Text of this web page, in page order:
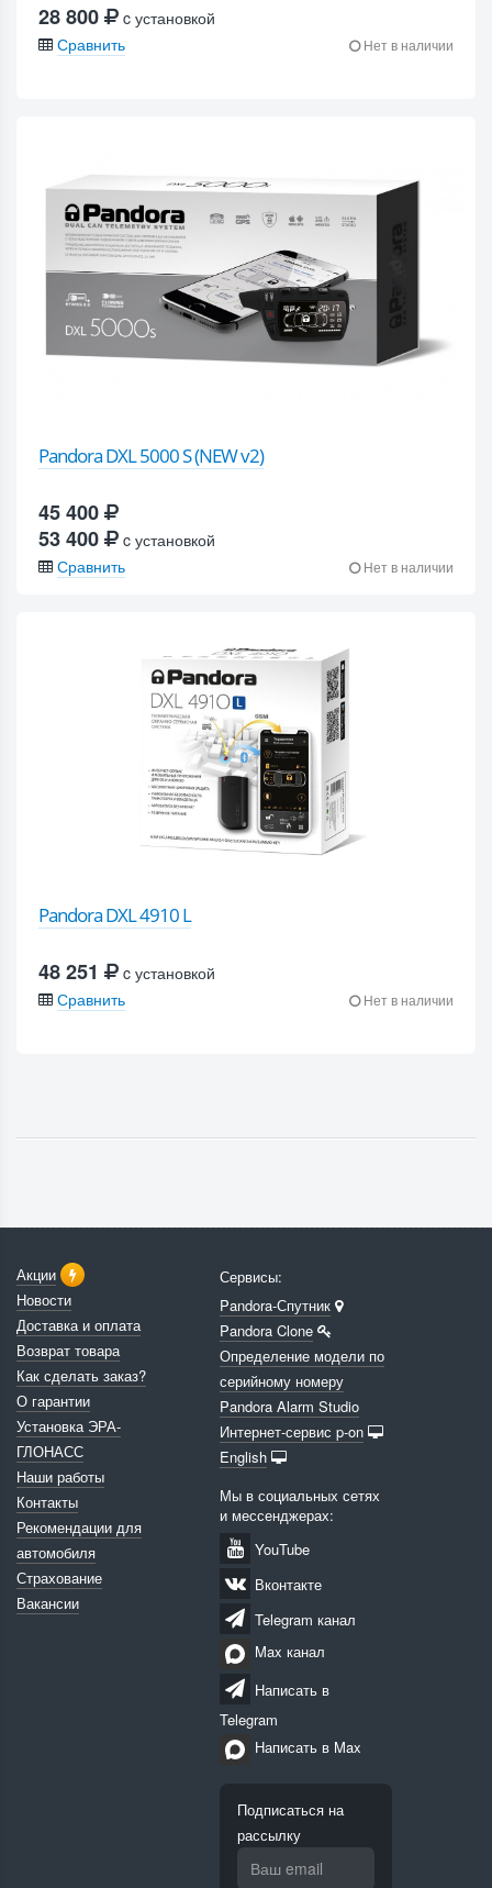
28 800
c установкой
Сравнить
Нет в наличии
Pandora DXL 5000 S (NEW v2)
45 400
53 400
c установкой
Сравнить
Нет в наличии
Pandora DXL 4910 L
48 251
c установкой
Сравнить
Нет в наличии
Акции
Новости
Доставка и оплата
Возврат товара
Как сделать заказ?
О гарантии
Установка ЭРА-
ГЛОНАСС
Наши работы
Контакты
Рекомендации для
автомобиля
Страхование
Вакансии
Сервисы:
Pandora-Спутник
Pandora Clone
Определение модели по
серийному номеру
Pandora Alarm Studio
Интернет-сервис p-on
English
Мы в социальных сетях
и мессенджерах:
YouTube
Вконтакте
Telegram канал
Max канал
Написать в
Telegram
Написать в Max
Подписаться на
рассылку